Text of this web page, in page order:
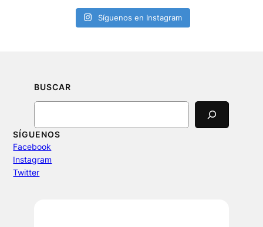
Síguenos en Instagram
BUSCAR
Search
SÍGUENOS
Facebook
Instagram
Twitter